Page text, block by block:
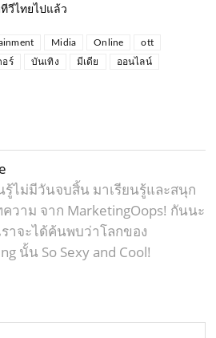
วีไทยไปแล้ว
Midia Online
ott
อร์ บันเทิง มีเดีย ออนไลน์
รู้ไม่มีวันจบสิ้น มาเรียนรู้และสนุก
วาม จาก MarketingOops! กันนะ
ราจะได้ค้นพบว่าโลกของ
นั้น So Sexy and Cool!